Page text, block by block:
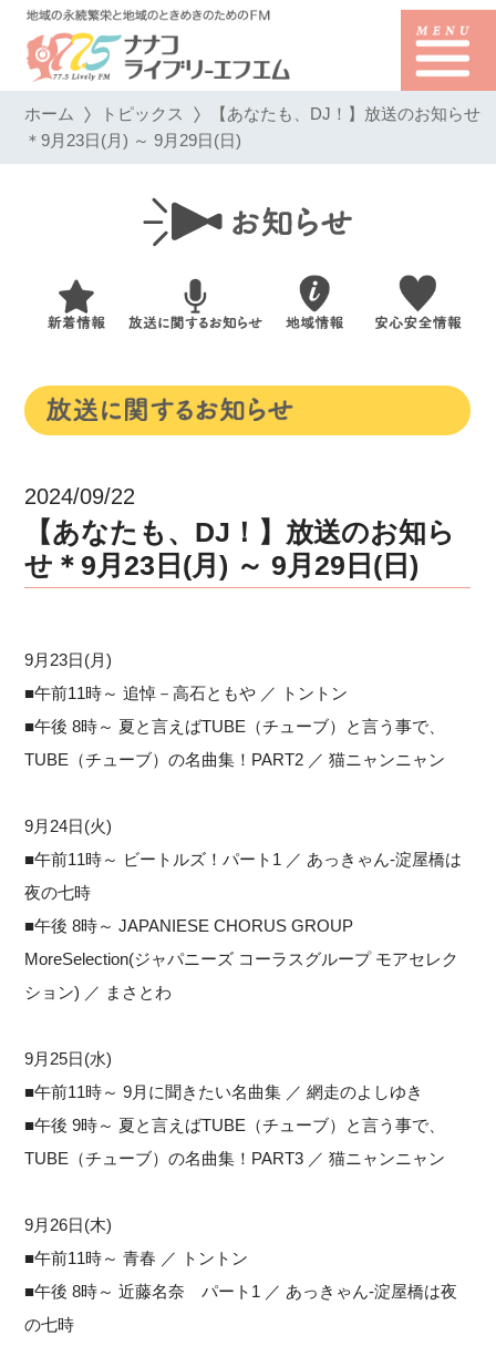
ホーム トピックス 【あなたも、DJ！】放送のお知らせ
＊9月23日(月) ～ 9月29日(日)
2024/09/22
【あなたも、DJ！】放送のお知ら
せ＊9月23日(月) ～ 9月29日(日)
9月23日(月)
■午前11時～ 追悼－高石ともや ／ トントン
■午後 8時～ 夏と言えばTUBE（チューブ）と言う事で、
TUBE（チューブ）の名曲集！PART2 ／ 猫ニャンニャン
9月24日(火)
■午前11時～ ビートルズ！パート1 ／ あっきゃん-淀屋橋は
夜の七時
■午後 8時～ JAPANIESE CHORUS GROUP
MoreSelection(ジャパニーズ コーラスグループ モアセレク
ション) ／ まさとわ
9月25日(水)
■午前11時～ 9月に聞きたい名曲集 ／ 網走のよしゆき
■午後 9時～ 夏と言えばTUBE（チューブ）と言う事で、
TUBE（チューブ）の名曲集！PART3 ／ 猫ニャンニャン
9月26日(木)
■午前11時～ 青春 ／ トントン
■午後 8時～ 近藤名奈 パート1 ／ あっきゃん-淀屋橋は夜
の七時